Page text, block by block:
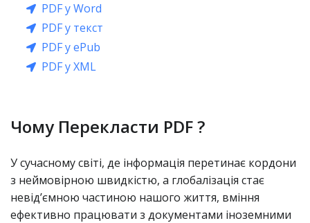
PDF у Word
PDF у текст
PDF у ePub
PDF у XML
Чому Перекласти PDF ?
У сучасному світі, де інформація перетинає кордони
з неймовірною швидкістю, а глобалізація стає
невід’ємною частиною нашого життя, вміння
ефективно працювати з документами іноземними